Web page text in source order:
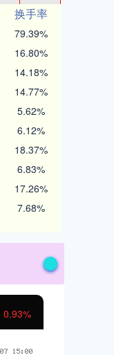
换手率
79.39%
16.80%
14.18%
14.77%
5.62%
6.12%
18.37%
6.83%
17.26%
7.68%
0.93%